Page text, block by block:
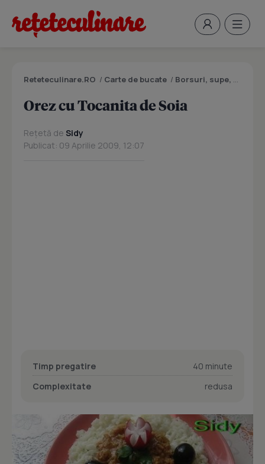
Reteteculinare.RO / Carte de bucate / Borsuri, supe, ciorbe
Orez cu Tocanita de Soia
Rețetă de Sidy
Publicat: 09 Aprilie 2009, 12:07
Timp pregatire
40 minute
Complexitate
redusa